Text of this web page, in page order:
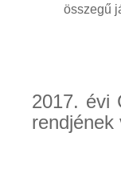
összegű
2017. évi
rendjének